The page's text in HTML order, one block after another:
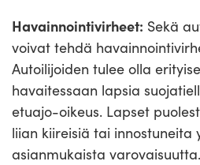
Havainnointivirheet: Sekä
voivat tehdä
Autoilijoiden tulee olla
havaitessaan lapsia
etuajo-oikeus. Lapset
liian kiireisiä tai
asianmukaista varovaisuutta.